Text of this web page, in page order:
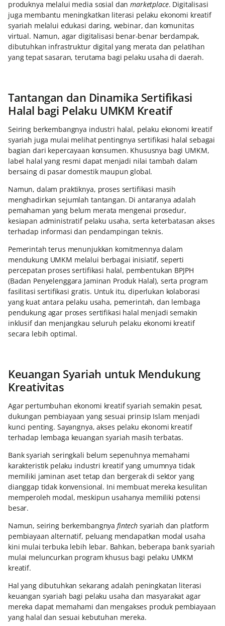
produknya melalui media sosial danmarketplace. Digitalisasi
juga membantu meningkatkan literasi pelaku ekonomi kreatif
syariah melalui edukasi daring, webinar, dan komunitas
virtual. Namun, agar digitalisasi benar-benar berdampak,
dibutuhkan infrastruktur digital yang merata dan pelatihan
yang tepat sasaran, terutama bagi pelaku usaha di daerah.
Tantangan dan Dinamika Sertifikasi
Halal bagi Pelaku UMKM Kreatif
Seiring berkembangnya industri halal, pelaku ekonomi kreatif
syariah juga mulai melihat pentingnya sertifikasi halal sebagai
bagian dari kepercayaan konsumen. Khususnya bagi UMKM,
label halal yang resmi dapat menjadi nilai tambah dalam
bersaing di pasar domestik maupun global.
Namun, dalam praktiknya, proses sertifikasi masih
menghadirkan sejumlah tantangan. Di antaranya adalah
pemahaman yang belum merata mengenai prosedur,
kesiapan administratif pelaku usaha, serta keterbatasan akses
terhadap informasi dan pendampingan teknis.
Pemerintah terus menunjukkan komitmennya dalam
mendukung UMKM melalui berbagai inisiatif, seperti
percepatan proses sertifikasi halal, pembentukan BPJPH
(Badan Penyelenggara Jaminan Produk Halal), serta program
fasilitasi sertifikasi gratis. Untuk itu, diperlukan kolaborasi
yang kuat antara pelaku usaha, pemerintah, dan lembaga
pendukung agar proses sertifikasi halal menjadi semakin
inklusif dan menjangkau seluruh pelaku ekonomi kreatif
secara lebih optimal.
Keuangan Syariah untuk Mendukung
Kreativitas
Agar pertumbuhan ekonomi kreatif syariah semakin pesat,
dukungan pembiayaan yang sesuai prinsip Islam menjadi
kunci penting. Sayangnya, akses pelaku ekonomi kreatif
terhadap lembaga keuangan syariah masih terbatas.
Bank syariah seringkali belum sepenuhnya memahami
karakteristik pelaku industri kreatif yang umumnya tidak
memiliki jaminan aset tetap dan bergerak di sektor yang
dianggap tidak konvensional. Ini membuat mereka kesulitan
memperoleh modal, meskipun usahanya memiliki potensi
besar.
Namun, seiring berkembangnya fintechsyariah dan platform
pembiayaan alternatif, peluang mendapatkan modal usaha
kini mulai terbuka lebih lebar. Bahkan, beberapa bank syariah
mulai meluncurkan program khusus bagi pelaku UMKM
kreatif.
Hal yang dibutuhkan sekarang adalah peningkatan literasi
keuangan syariah bagi pelaku usaha dan masyarakat agar
mereka dapat memahami dan mengakses produk pembiayaan
yang halal dan sesuai kebutuhan mereka.